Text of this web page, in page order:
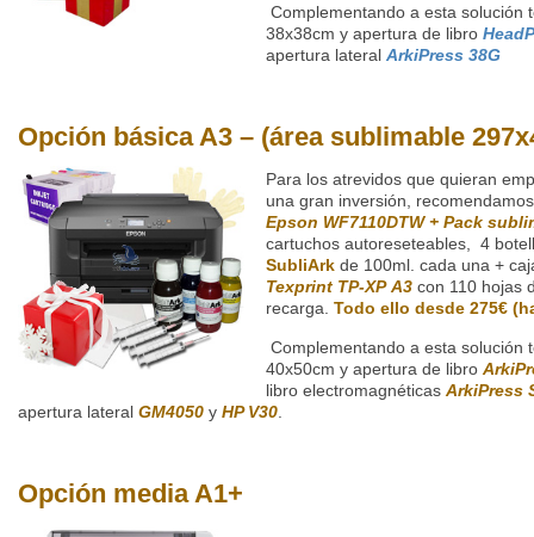
Complementando a esta solución
38x38cm y apertura de libro
apertura lateral ArkiPress 38G
Opción básica A3 – (área sublimable
Para los atrevidos que quieran
una gran inversión,
Epson WF7110DTW + Pack
cartuchos autoreseteables, 4
SubliArkde 100ml. cada una +
Texprint TP-XP A3con 110 hojas
recarga. Todo ello desde 275€
Complementando a esta solución
40x50cm y apertura de libro
libro electromagnéticas ArkiPress
apertura lateral GM4050 y HP V30
Opción media A1+